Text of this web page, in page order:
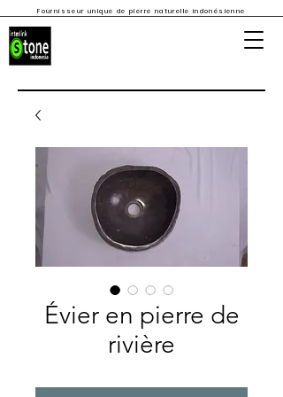
Fournisseur unique de pierre naturelle indonésienne
Évier en pierre de
rivière